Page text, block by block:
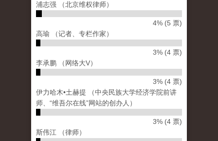
浦志强 （北京维权律师）
4% (5 票)
高瑜 （记者、专栏作家）
3% (4 票)
李承鹏 （网络大V）
3% (4 票)
伊力哈木•土赫提 （中央民族大学经济学院前讲
师、“维吾尔在线”网站的创办人）
3% (4 票)
斯伟江 （律师）